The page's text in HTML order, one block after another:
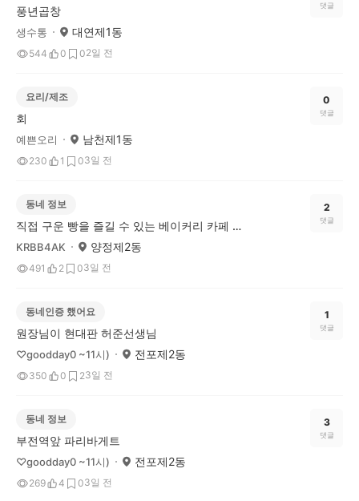
풍년곱창
생수통 대연제1동
544 0 02일 전
댓글
요리/제조
회
예쁜오리 남천제1동
230 1 03일 전
0
댓글
동네 정보
직접 구운 빵을 즐길 수 있는 베이커리 카페 왔다 상사 추천해요
KRBB4AK 양정제2동
491 2 03일 전
2
댓글
동네인증 했어요
원장님이 현대판 허준선생님
♡goodday0 ~11시) 전포제2동
350 0 23일 전
1
댓글
동네 정보
부전역앞 파리바게트
♡goodday0 ~11시) 전포제2동
269 4 03일 전
3
댓글